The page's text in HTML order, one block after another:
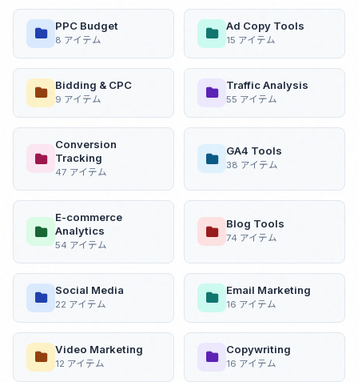
PPC Budget
8 アイテム
Ad Copy Tools
15 アイテム
Bidding & CPC
9 アイテム
Traffic Analysis
55 アイテム
Conversion
Tracking
47 アイテム
GA4 Tools
38 アイテム
E-commerce
Analytics
54 アイテム
Blog Tools
74 アイテム
Social Media
22 アイテム
Email Marketing
16 アイテム
Video Marketing
12 アイテム
Copywriting
16 アイテム